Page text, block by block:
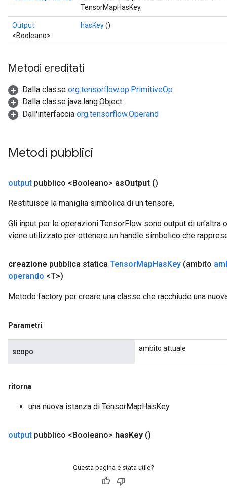
TensorMapHasKey.
Output
<Booleano>
hasKey()
Metodi ereditati
Dalla classe org.tensorflow.op.PrimitiveOp
Dalla classe java.lang.Object
Dall'interfaccia org.tensorflow.Operand
Metodi pubblici
output pubblico <Booleano> asOutput ()
Restituisce la maniglia simbolica di un tensore.
Gli input per le operazioni TensorFlow sono output di un'altra
viene utilizzato per ottenere un handle simbolico che
creazione pubblica statica TensorMapHasKey (ambito
operando <T>)
Metodo factory per creare una classe che racchiude una
Parametri
scopo ambito attuale
ritorna
una nuova istanza di TensorMapHasKey
output pubblico <Booleano> hasKey ()
Questa pagina è stata utile?